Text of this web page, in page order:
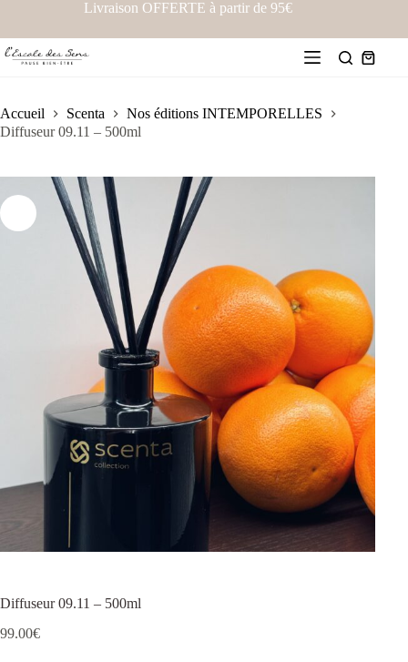
Livraison OFFERTE à partir de 95€
Accueil Scenta
Nos éditions INTEMPORELLES
Diffuseur 09.11 – 500ml
Diffuseur 09.11 – 500ml
99.00€